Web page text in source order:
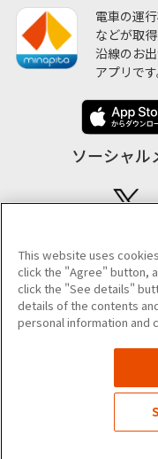
電車の運
などが取
沿線のお
アプリです
ソーシャル
サイトのご利用について
This website uses
click the "Agree" button,
click the "See details"
details of the contents
personal information and